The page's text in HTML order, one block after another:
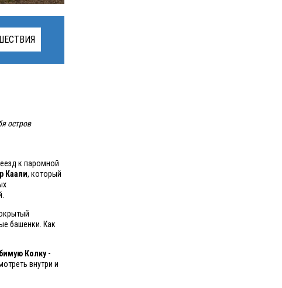
остров
к паромной
Каали, который
башенки. Как
Колку -
внутри и